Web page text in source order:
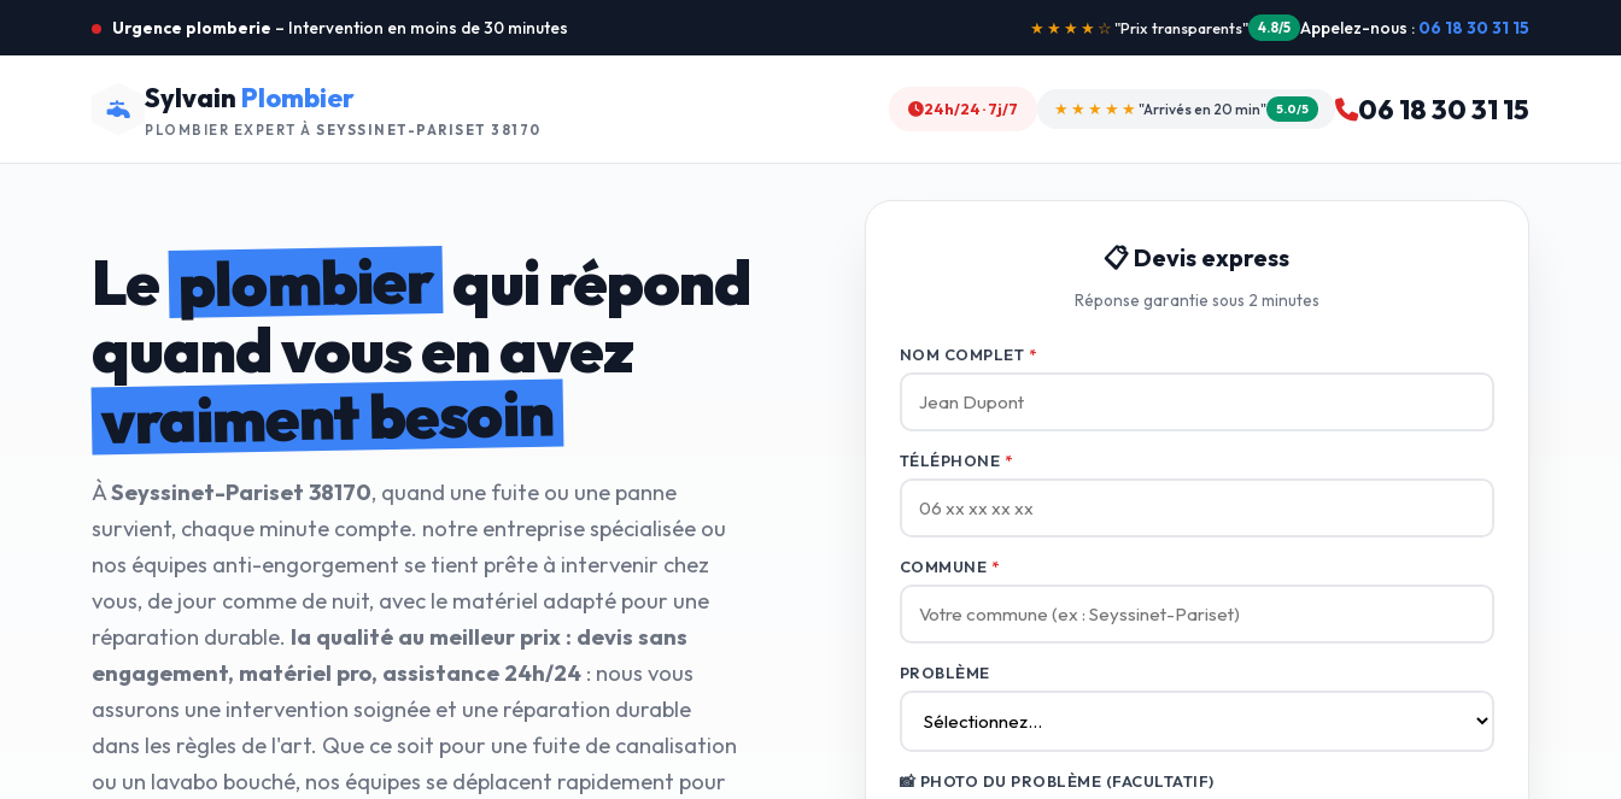
Urgence plomberie – Intervention en moins de 30 minutes ★★★★★ "Intervention dimanche" 5.0/5 Appelez-nous : 06 18 30 31 15
Sylvain Plombier
PLOMBIER EXPERT À SEYSSINET-PARISET 38170
24h/24 · 7j/7 ★★★★★ "Arrivés en 20 min" 5.0/5 06 18 30 31 15
Leplombierqui répond
quand vous en avez
vraiment besoin
ÀSeyssinet-Pariset 38170, quand une fuite ou une panne
survient, chaque minute compte. notre entreprise spécialisée ou
nos équipes anti-engorgement se tient prête à intervenir chez
vous, de jour comme de nuit, avec le matériel adapté pour une
réparation durable. la qualité au meilleur prix : devis sans
engagement, matériel pro, assistance 24h/24 : nous vous
assurons une intervention soignée et une réparation durable
dans les règles de l'art. Que ce soit pour une fuite de canalisation
ou un lavabo bouché, nos équipes se déplacent rapidement pour
📋 Devis express
Réponse garantie sous 2 minutes
NOM COMPLET *
TÉLÉPHONE *
COMMUNE *
PROBLÈME
📸 PHOTO DU PROBLÈME (FACULTATIF)